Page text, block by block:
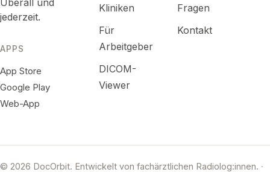
Überall und
jederzeit.
APPS
App Store
Google Play
Web-App
Kliniken
Für
Arbeitgeber
DICOM-
Viewer
Fragen
Kontakt
© 2026 DocOrbit. Entwickelt von fachärztlichen Radiolog:innen. ·